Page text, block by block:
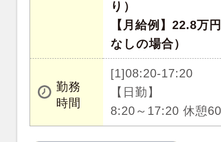
り）
【月給例】22.8万
なしの場合）
勤務
時間
[1]08:20-17:20
【日勤】
8:20～17:20 休憩